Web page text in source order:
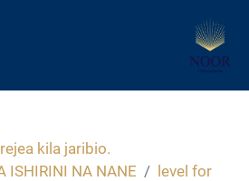
kila jaribio.
ISHIRINI NA NANE
level for